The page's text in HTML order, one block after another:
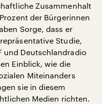
Zusammenhalt
der Bürgerinnen
Sorge, dass er
Studie,
und Deutschlandradio
Einblick, wie die
Miteinanders
sie in diesem
Medien richten.